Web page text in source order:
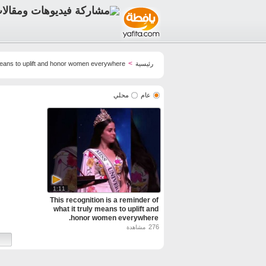
رئيسية >
to uplift and honor women everywhere
عام محلي
1:11
This recognition is a reminder of
what it truly means to uplift and
honor women everywhere.
276 مشاهدة